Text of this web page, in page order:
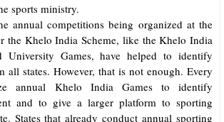
sports ministry.
annual competitions being organized at the
the Khelo India Scheme, like the Khelo India
University Games, have helped to identify
all states. However, that is not enough. Every
annual Khelo India Games to identify
and to give a larger platform to sporting
States that already conduct annual sporting